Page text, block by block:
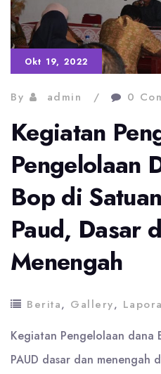
Ratusan
Siswa
SD
dan
di
Negeri
Lima
Okt 19, 2022
By admin 0
Kegiatan
Pengelolaan
Bop di
Paud, Dasar
Menengah
Berita, Gallery,
Kegiatan Pengelolaan dana
PAUD dasar dan menengah